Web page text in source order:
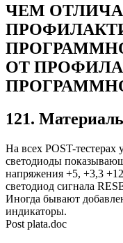
ЧЕМ
ОТ
121.
На всех POST-тестерах
светодиоды
напряжения +5, +3,3
светодиод сигнала
Иногда бывают
индикаторы.
Post plata.doc